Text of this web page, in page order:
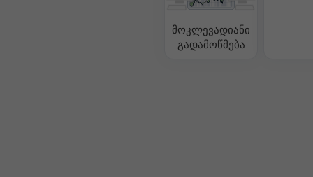
მოკლევადიანი
გადამოწმება